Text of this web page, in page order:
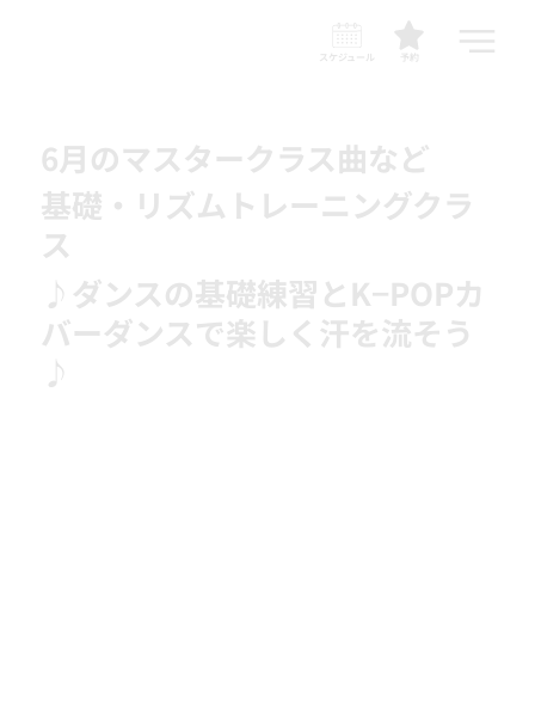
予約
スケジュール
6月のマスタークラス曲など
基礎・リズムトレーニングクラ
ス
♪ダンスの基礎練習とK−POPカ
バーダンスで楽しく汗を流そう
♪